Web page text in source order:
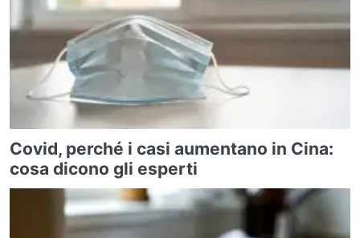
Covid, perché i casi aumentano in Cina:
cosa dicono gli esperti